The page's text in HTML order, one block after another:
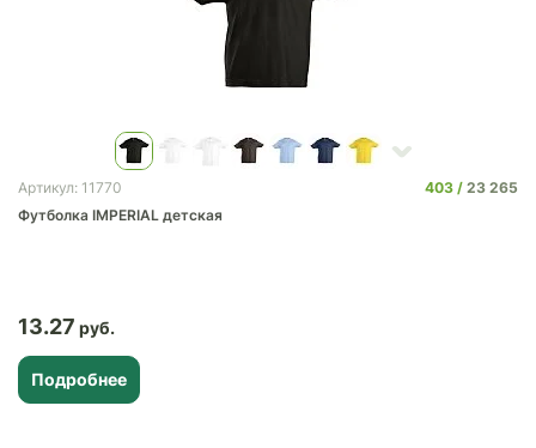
Артикул: 11770 403
23 265
Футболка IMPERIAL детская
13.27
Подробнее